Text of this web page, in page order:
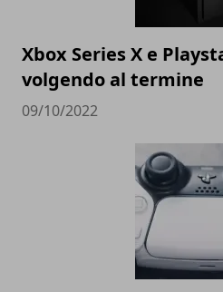
Xbox Series X e
volgendo al termine
09/10/2022